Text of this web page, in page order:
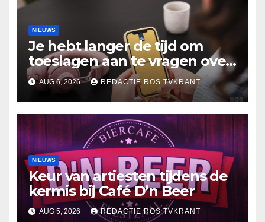
NIEUWS
Je hebt langer de tijd om
toeslagen aan te vragen over
2025
AUG 6, 2026 REDACTIE ROS TVKRANT
NIEUWS
Keur van artiesten tijdens de
kermis bij Café D’n Beer
AUG 5, 2026 REDACTIE ROS TVKRANT